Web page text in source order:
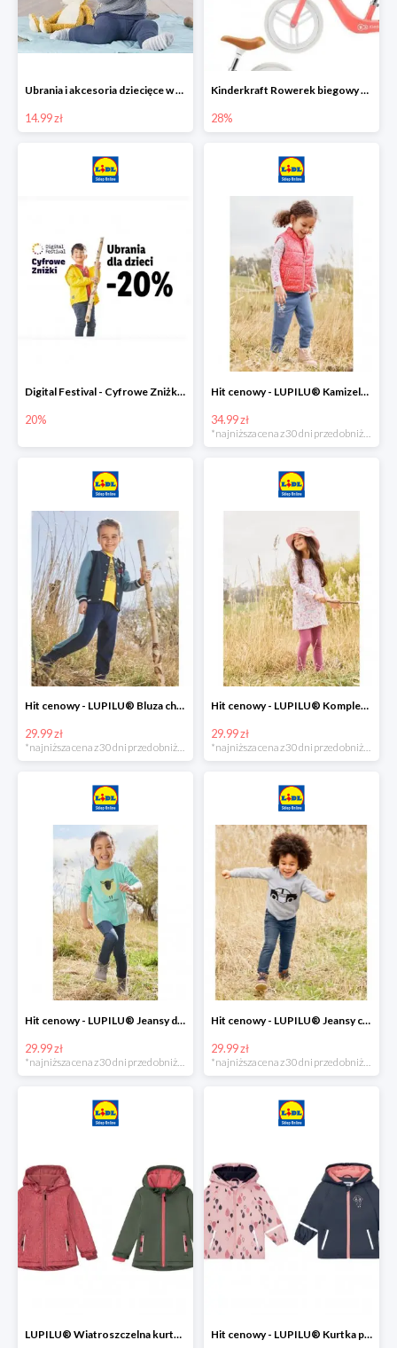
Ubrania i akcesoria dziecięce w Lidlu Online od 14,99 zł
14.99 zł
Kinderkraft Rowerek biegowy Fly
28%
Digital Festival - Cyfrowe Zniżki Ubrania dla dzieci w Lidlu -20%
20%
Hit cenowy - LUPILU® Kamizelka pikowana dziewczęca
34.99 zł
Hit cenowy - LUPILU® Bluza chłopięca w stylu college
29.99 zł
*najniższa cena z 30 dni przed obniżką
Hit cenowy - LUPILU® Komplet dziewczęcy (sukienka + legginsy)
29.99 zł
*najniższa cena z 30 dni przed obniżką
Hit cenowy - LUPILU® Jeansy dziewczęce slim fit
29.99 zł
Hit cenowy - LUPILU® Jeansy chłopięce slim fit
29.99 zł
LUPILU® Wiatroszczelna kurtka dziecięca softshell, 1 sztuka Hit cenowy - LUPILU® Kurtka przeciwdeszczowa dziewczęca, 1 sztuka